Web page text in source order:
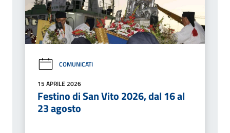
COMUNICATI
15 APRILE 2026
Festino di San Vito 2026, dal 16 al
23 agosto